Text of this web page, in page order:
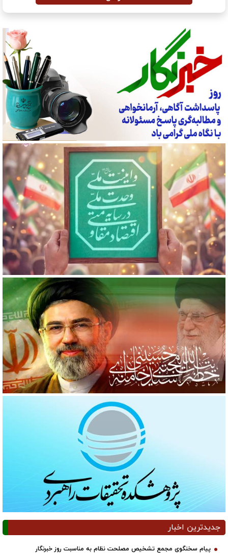
جدیدترین اخبار
پیام سخنگوی مجمع تشخیص مصلحت نظام به مناسبت روز خبرنگار